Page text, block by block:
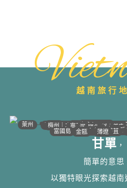
越南旅行
• 河江｜高平
沙壩 •
萊州 • 宣光 •
安沛｜木江界 •
• 太原
梅州｜木州•• 北江｜北
• 下
• 河內
•海防｜海洋
• 南定｜清化
寧平 ••河靜｜義安
洞海 •
順化 ••
邦美蜀
大叻
平陽
西寧 •
胡志明 •
美萩 •
富國島 •迪石 •
金甌 • •
• 芹苴
• 薄遼
甘單 ，
簡單的意思
以獨特眼光探索越南